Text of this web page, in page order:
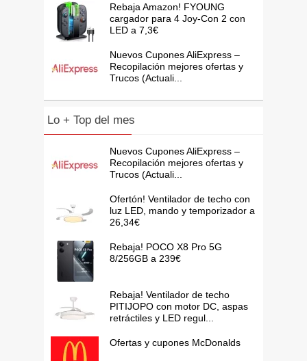
Rebaja Amazon! FYOUNG
cargador para 4 Joy-Con 2 con
LED a 7,3€
Nuevos Cupones AliExpress –
Recopilación mejores ofertas y
Trucos (Actuali...
Lo + Top del mes
Nuevos Cupones AliExpress –
Recopilación mejores ofertas y
Trucos (Actuali...
Ofertón! Ventilador de techo con
luz LED, mando y temporizador a
26,34€
Rebaja! POCO X8 Pro 5G
8/256GB a 239€
Rebaja! Ventilador de techo
PITIJOPO con motor DC, aspas
retráctiles y LED regul...
Ofertas y cupones McDonalds